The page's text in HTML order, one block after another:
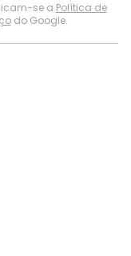
se a Política de
do Google.